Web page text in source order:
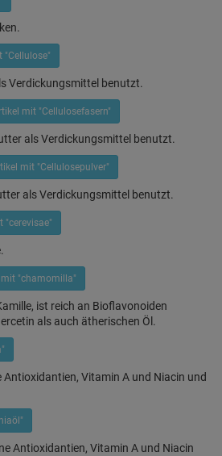
"Cellulose"
Verdickungsmittel benutzt.
mit "Cellulosefasern"
als Verdickungsmittel benutzt.
mit "Cellulosepulver"
als Verdickungsmittel benutzt.
"cerevisae"
"chamomilla"
ist reich an Bioflavonoiden
als auch ätherischen Öl.
Antioxidantien, Vitamin A und Niacin und
Antioxidantien, Vitamin A und Niacin